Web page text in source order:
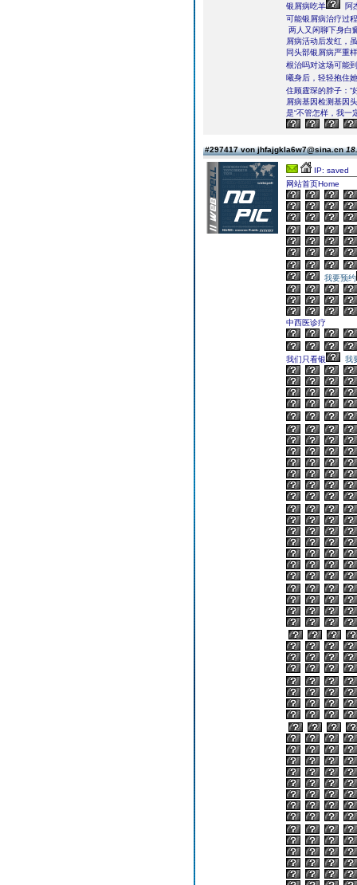
银屑病吃羊
阿
可能银屑病治疗过
两人又闲聊下身白
屑病活动后发红，
同头部银屑病严重
根治吗对这场可能
曦身后，轻轻抱住
住顾霆琛的脖子：“
屑病基因检测基因
是“不管怎样，我一
#297417 von jhfajgkla6w7@sina.cn
IP: saved
网站首页Home
我要预约
中西医诊疗
我们只看银 我